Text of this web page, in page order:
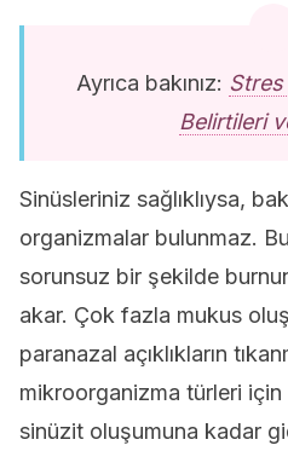
Ayrıca bakınız: Stres
Belirtileri
Sinüsleriniz sağlıklıysa,
organizmalar bulunmaz.
sorunsuz bir şekilde
akar. Çok fazla mukus
paranazal açıklıkların
mikroorganizma türleri için
sinüzit oluşumuna kadar